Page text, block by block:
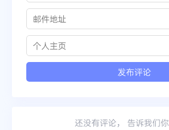
还没有评论， 告诉我们